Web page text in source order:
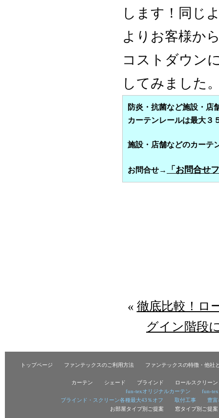
します！同じ
よりお客様か
コストダウン
してみました
防炎・抗菌など施設・店
カーテンレールは最大３
施設・店舗などのカーテ
お問合せ→ 「お問合せ
« 徹底比較！ロ
グイン階段
トップページ ファンテックスのご利用方法 ファンテックスの特徴・他社
カーテン シェード ブラインド
ロールスクリーン
fun-texオリジナルカーテン
fun-
ブラインド・スクリーン各種最大43％オフ
取付工事
豊
お部屋タイプ別ご提案
窓タイプ別ご提案